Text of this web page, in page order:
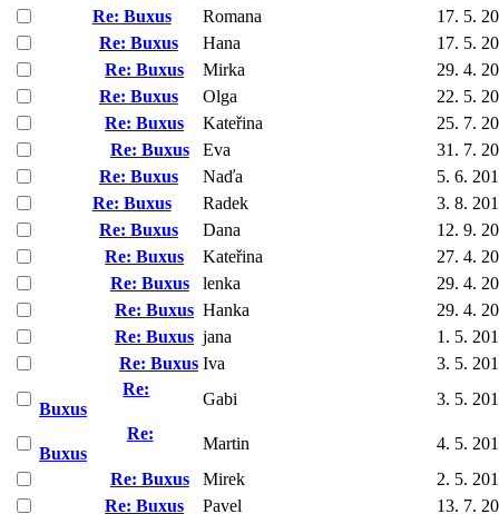
Re: Buxus
Romana
17. 5.
Re: Buxus
Hana
17. 5.
Re: Buxus
Mirka
29. 4.
Re: Buxus
Olga
22. 5.
Re: Buxus
Kateřina
25. 7.
Re: Buxus
Eva
31. 7.
Re: Buxus
Naďa
5. 6.
Re: Buxus
Radek
3. 8.
Re: Buxus
Dana
12. 9.
Re: Buxus
Kateřina
27. 4.
Re: Buxus
lenka
29. 4.
Re: Buxus Hanka
29. 4.
Re: Buxus jana
1. 5.
Re: Buxus Iva
3. 5.
Re:
Buxus
Gabi
3. 5.
Re:
Buxus
Martin
4. 5.
Re: Buxus
Mirek
2. 5.
Re: Buxus
Pavel
13. 7.